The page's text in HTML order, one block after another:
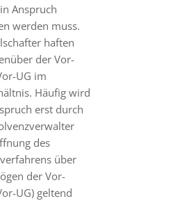
Anspruch
werden muss.
haften
der Vor-
UG im
Häufig wird
erst durch
des
über
der Vor-
UG) geltend